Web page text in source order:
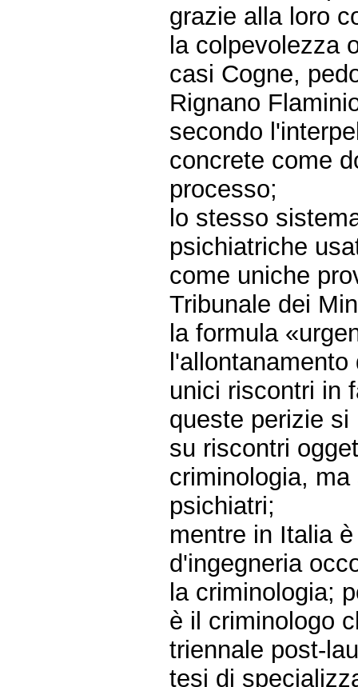
grazie alla loro
la colpevolezza
casi Cogne,
Rignano
secondo
concrete come
processo;
lo stesso
psichiatriche
come uniche
Tribunale dei
la formula
unici riscontri in
queste perizie
su riscontri
criminologia,
psichiatri;
mentre in Italia
d'ingegneria
la criminologia;
è il criminologo
triennale post-
tesi di